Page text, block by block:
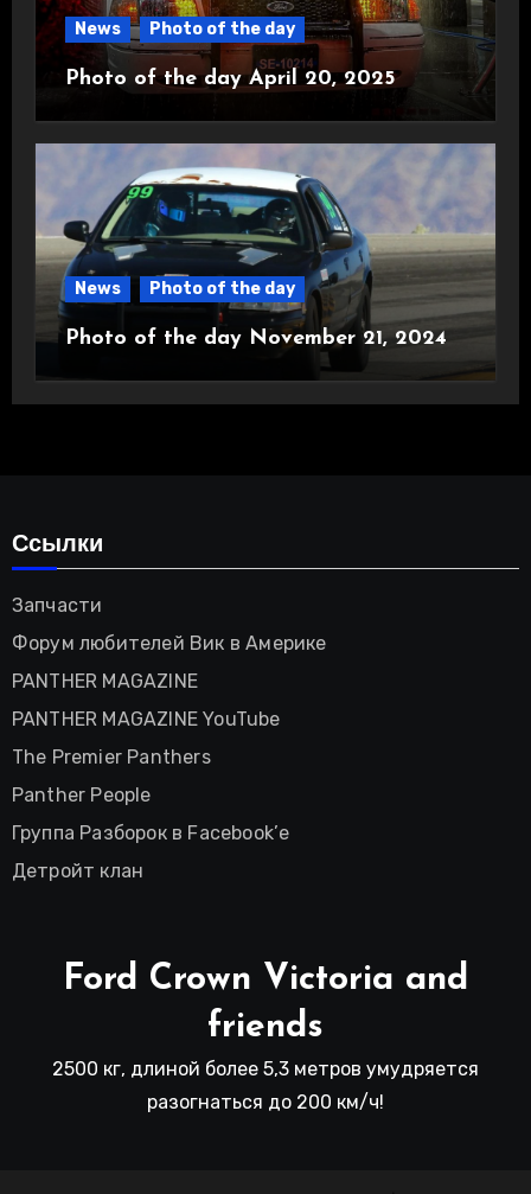
News Photo of the day
Photo of the day April 20, 2025
News Photo of the day
Photo of the day November 21, 2024
Ссылки
Запчасти
Форум любителей Вик в Америке
PANTHER MAGAZINE
PANTHER MAGAZINE YouTube
The Premier Panthers
Panther People
Группа Разборок в Facebook’е
Детройт клан
Ford Crown Victoria and
friends
2500 кг, длиной более 5,3 метров умудряется
разогнаться до 200 км/ч!